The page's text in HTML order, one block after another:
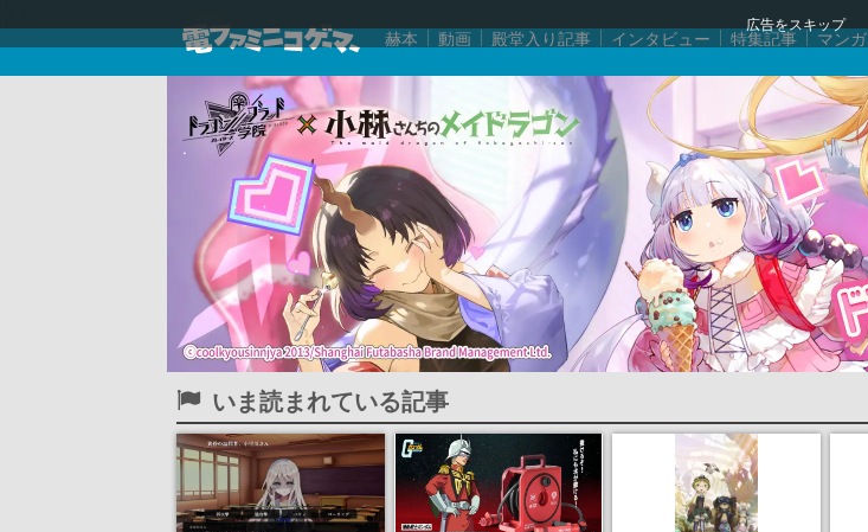
広告をスキップ
赫本 動画 殿堂入り記事 インタビュー 特集記事 マンガ
いま読まれている記事